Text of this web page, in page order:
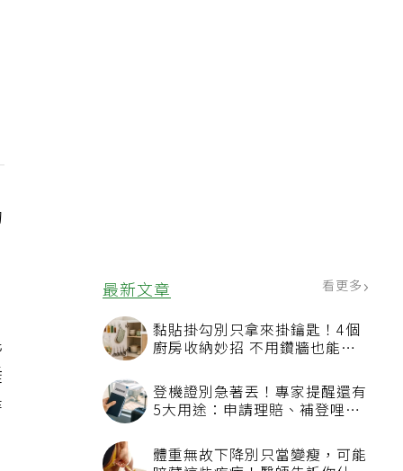
最新文章 看更多
黏貼掛勾別只拿來掛鑰匙！4個
廚房收納妙招 不用鑽牆也能省
登機證別急著丟！專家提醒還有
5大用途：申請理賠、補登哩程
體重無故下降別只當變瘦，可能